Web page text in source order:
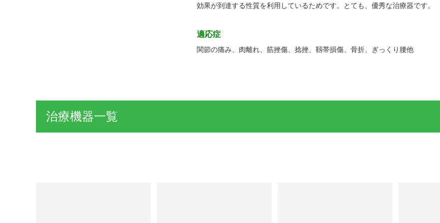
効果が到達する性質を利用しているためです。とても、優秀な治療器です。
適応症
関節の痛み、肉離れ、筋挫傷、捻挫、靱帯損傷、骨折、ぎっくり腰他
治療機器一覧